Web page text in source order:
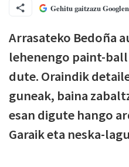
Gehitu gaitzazu Googlen
Arrasateko Bedoña
lehenengo paint-
dute. Oraindik
guneak, baina
esan digute hango
Garaik eta neska-